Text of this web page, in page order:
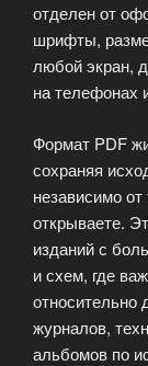
отделен от
шрифты,
любой экран,
на телефонах
Формат PDF
сохраняя
независимо
открываете.
изданий с
и схем, где
относительно
журналов,
альбомов по